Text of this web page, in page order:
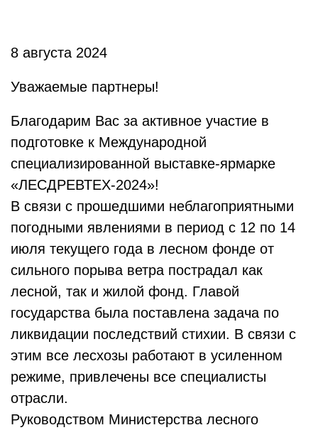
8 августа 2024
Уважаемые партнеры!
Благодарим Вас за активное участие в
подготовке к Международной
специализированной выставке-ярмарке
«ЛЕСДРЕВТЕХ-2024»!
В связи с прошедшими неблагоприятными
погодными явлениями в период с 12 по 14
июля текущего года в лесном фонде от
сильного порыва ветра пострадал как
лесной, так и жилой фонд. Главой
государства была поставлена задача по
ликвидации последствий стихии. В связи с
этим все лесхозы работают в усиленном
режиме, привлечены все специалисты
отрасли.
Руководством Министерства лесного